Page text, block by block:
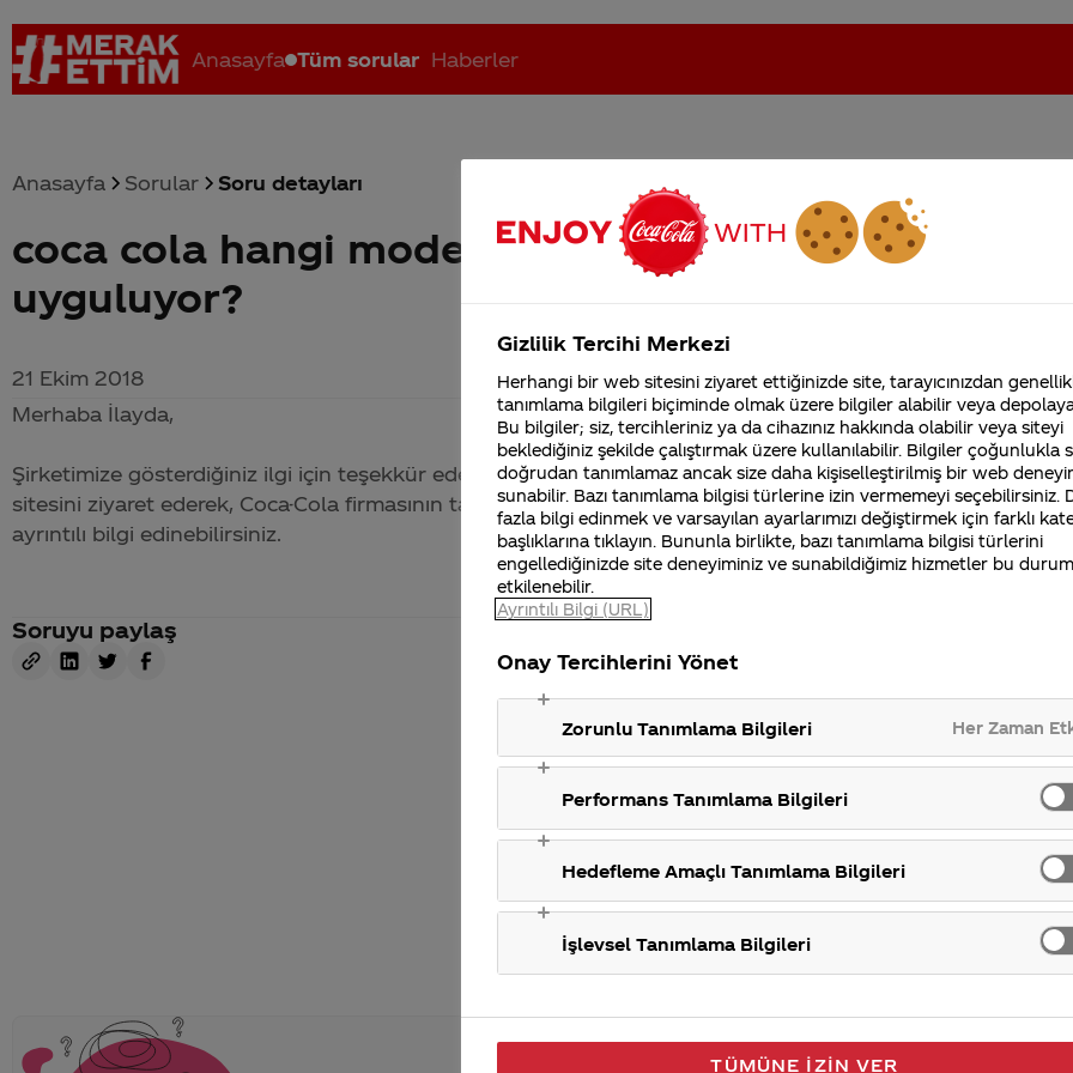
Anasayfa Tüm sorular Haberler
Coca-Cola nerenin malı? Coca cola İsrail malı mı Yani ... Coca-Cola'nın Filistin'de fabr... Coca-Cola’yı kim buldu?
Anasayfa Sorular Soru detayları
coca cola hangi modern yönetim yaklaşımlarını
uyguluyor?
21 Ekim 2018
Merhaba İlayda,
Şirketimize gösterdiğiniz ilgi için teşekkür ederiz. Şirketimizin www.coca-colacompany.com adresindeki
sitesini ziyaret ederek, Coca-Cola firmasının tarihçesi, farklı alanlardaki politikaları ve yöneticileri hakkında
ayrıntılı bilgi edinebilirsiniz.
Soruyu paylaş
Coca-Cola Şirketi
merak ettikleriniz.
Fabrikalarımız,
sertifikalarımız, faaliyet
gösterdiğimiz ülkeler,
tarihçemiz ve daha
Gizlilik Tercihi Merkezi
Herhangi bir web sitesini ziyaret ettiğinizde site, tarayıcınızdan
tanımlama bilgileri biçiminde olmak üzere bilgiler alabilir veya
Bu bilgiler; siz, tercihleriniz ya da cihazınız hakkında olabilir veya siteyi
beklediğiniz şekilde çalıştırmak üzere kullanılabilir. Bilgiler çoğunlukla
doğrudan tanımlamaz ancak size daha kişiselleştirilmiş bir web
sunabilir. Bazı tanımlama bilgisi türlerine izin vermemeyi seçebilirsiniz.
fazla bilgi edinmek ve varsayılan ayarlarımızı değiştirmek için farklı
başlıklarına tıklayın. Bununla birlikte, bazı tanımlama bilgisi türlerini
engellediğinizde site deneyiminiz ve sunabildiğimiz hizmetler bu
etkilenebilir.
Ayrıntılı Bilgi (URL)
Onay Tercihlerini Yönet
Zorunlu Tanımlama Bilgileri Her Zaman
Performans Tanımlama Bilgileri
Hedefleme Amaçlı Tanımlama Bilgileri
İşlevsel Tanımlama Bilgileri
TÜMÜNE İZIN VER